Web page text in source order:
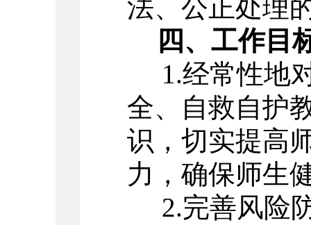
法、公正处理
四、工作目
1.经常性地
全、自救自护
识，切实提高
力，确保师生
2.完善风险